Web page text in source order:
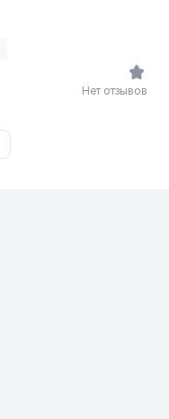
Нет отзывов